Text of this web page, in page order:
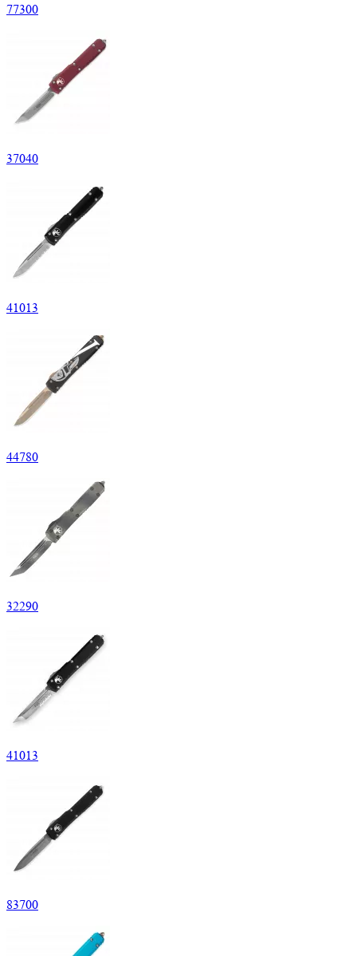
77300
37040
41013
44780
32290
41013
83700